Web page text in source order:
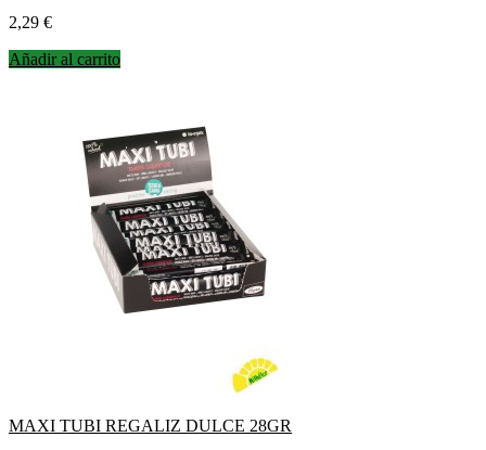
Precio
2,29 €
Añadir al carrito
MAXI TUBI REGALIZ DULCE 28GR